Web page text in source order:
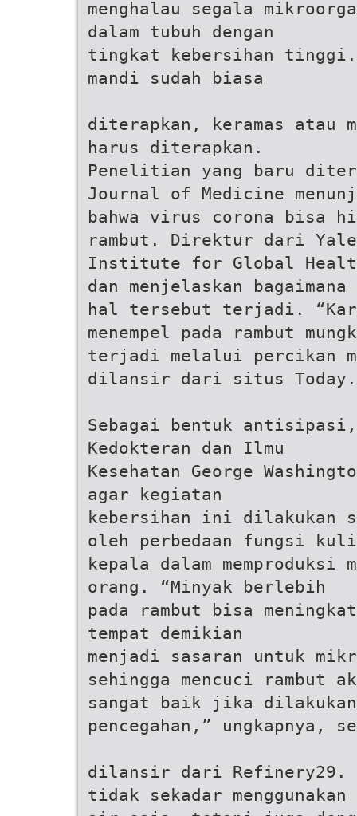
menghalau segala
dalam tubuh dengan
tingkat kebersihan tinggi.
mandi sudah biasa
diterapkan, keramas atau
harus diterapkan.
Penelitian yang baru
Journal of Medicine
bahwa virus corona bisa
rambut. Direktur dari Yale
Institute for Global
dan menjelaskan bagaimana
hal tersebut terjadi.
menempel pada rambut
terjadi melalui percikan
dilansir dari situs Today.
Sebagai bentuk
Kedokteran dan Ilmu
Kesehatan George
agar kegiatan
kebersihan ini dilakukan
oleh perbedaan fungsi
kepala dalam memproduksi
orang. “Minyak berlebih
pada rambut bisa
tempat demikian
menjadi sasaran untuk
sehingga mencuci rambut
sangat baik jika
pencegahan,” ungkapnya,
dilansir dari Refinery29.
tidak sekadar menggunakan